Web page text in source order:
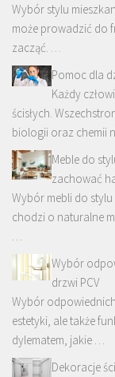
Wybór stylu
może prowadzić do
zacząć. …
Pomoc dla
Każdy
ścisłych.
biologii oraz chemii
Meble do
zachować
Wybór mebli do
chodzi o naturalne
Wybór
drzwi PCV
Wybór
estetyki, ale także
dylematem, jakie …
Dekoracje